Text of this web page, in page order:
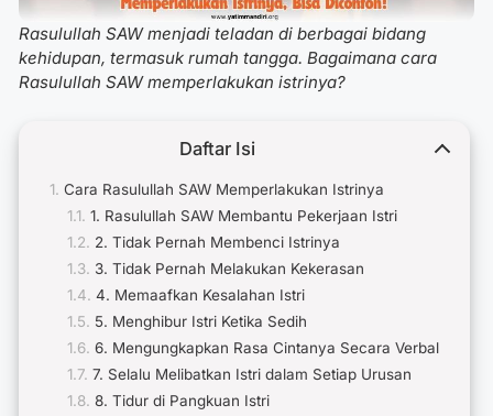
Rasulullah SAW menjadi teladan di berbagai bidang
kehidupan, termasuk rumah tangga. Bagaimana cara
Rasulullah SAW memperlakukan istrinya?
Daftar Isi
Cara Rasulullah SAW Memperlakukan Istrinya
1. Rasulullah SAW Membantu Pekerjaan Istri
2. Tidak Pernah Membenci Istrinya
3. Tidak Pernah Melakukan Kekerasan
4. Memaafkan Kesalahan Istri
5. Menghibur Istri Ketika Sedih
6. Mengungkapkan Rasa Cintanya Secara Verbal
7. Selalu Melibatkan Istri dalam Setiap Urusan
8. Tidur di Pangkuan Istri